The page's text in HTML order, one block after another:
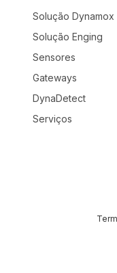
Solução Dynamox
Solução Enging
Sensores
Gateways
DynaDetect
Serviços